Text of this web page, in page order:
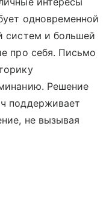
одновременной
систем и большей
про себя. Письмо
Решение
поддерживает
не вызывая